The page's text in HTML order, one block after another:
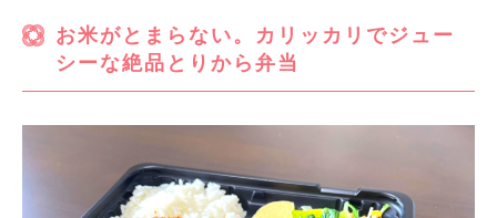
お米がとまらない。カリッカリでジュー
シーな絶品とりから弁当